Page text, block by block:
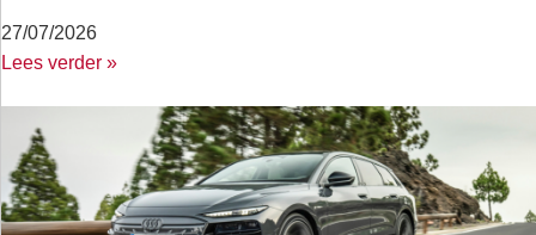
27/07/2026
Lees verder »